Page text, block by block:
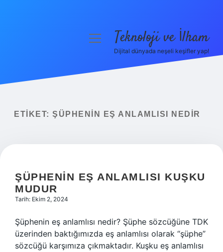
Yasal Uyarı
menüyüTeknoloji ve İlham
Dijital dünyada neşeli keşifler yap!
ETIKET: ŞÜPHENIN EŞ ANLAMLISI NEDIR
ŞÜPHENIN EŞ ANLAMLISI KUŞKU
MUDUR
Tarih: Ekim 2, 2024
Şüphenin eş anlamlısı nedir? Şüphe sözcüğüne TDK
üzerinden baktığımızda eş anlamlısı olarak “şüphe”
sözcüğü karşımıza çıkmaktadır. Kuşku eş anlamlısı